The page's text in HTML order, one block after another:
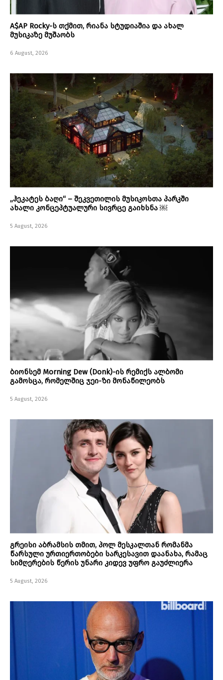
A$AP Rocky-ს თქმით, რიანა სტუდიაშია და ახალ
მუსიკაზე მუშაობს
6 August, 2026
„ჰეკატეს ბაღი“ – შეკვეთილის მუსიკოსთა პარკში
ახალი კონცეპტუალური სივრცე გაიხსნა ￼
5 August, 2026
ბიონსემ Morning Dew (Donk)-ის რემიქს ალბომი
გამოსცა, რომელშიც ჯეი-ზი მონაწილეობს
5 August, 2026
გრეისი აბრამსის თმით, პოლ მესკალთან რომანმა
წარსული ურთიერთობები სარკესავით დაანახა, რამაც
სიმღერების წერის უნარი კიდევ უფრო გაუძლიერა
5 August, 2026